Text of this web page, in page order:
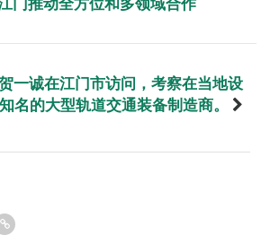
一诚在江门市访问，考察在当地设
名的大型轨道交通装备制造商。